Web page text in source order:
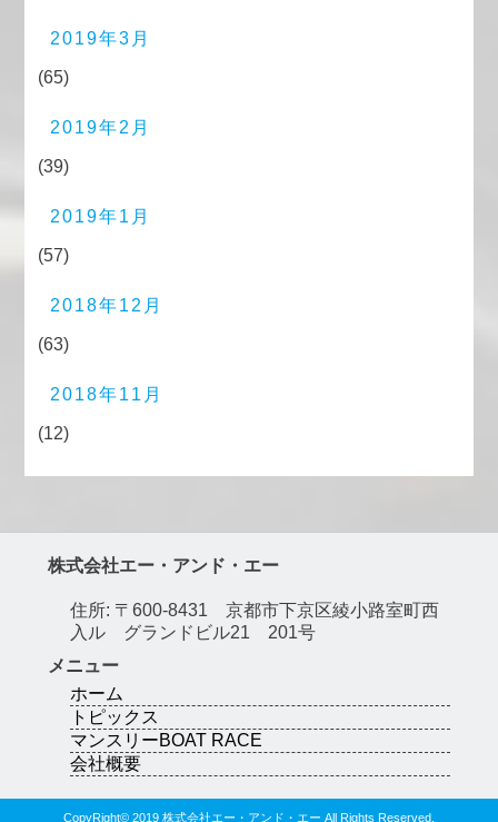
2019年3月
(65)
2019年2月
(39)
2019年1月
(57)
2018年12月
(63)
2018年11月
(12)
株式会社エー・アンド・エー
住所: 〒600-8431 京都市下京区綾小路室町西
入ル グランドビル21 201号
メニュー
ホーム
トピックス
マンスリーBOAT RACE
会社概要
CopyRight© 2019 株式会社エー・アンド・エー All Rights Reserved.